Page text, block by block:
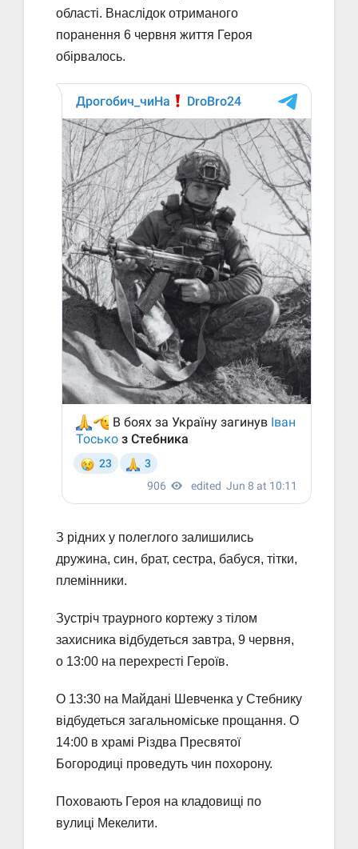
області. Внаслідок отриманого
поранення 6 червня життя Героя
обірвалось.
З рідних у полеглого залишились
дружина, син, брат, сестра, бабуся, тітки,
племінники.
Зустріч траурного кортежу з тілом
захисника відбудеться завтра, 9 червня,
о 13:00 на перехресті Героїв.
О 13:30 на Майдані Шевченка у Стебнику
відбудеться загальноміське прощання. О
14:00 в храмі Різдва Пресвятої
Богородиці проведуть чин похорону.
Поховають Героя на кладовищі по
вулиці Мекелити.